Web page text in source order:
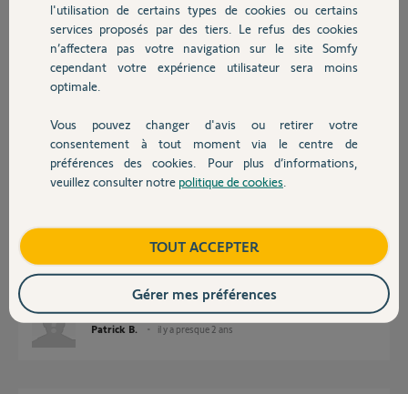
Autres produits
Devis avec un pro
Contact
Réponses
Bonjour
Bonne journée !
Je suis passé de TaHoma Classic à TaHoma by Somfy.
Patrick B. il y a presque 2 ans
l'utilisation de certains types de cookies ou certains
services proposés par des tiers. Le refus des cookies
n’affectera pas votre navigation sur le site Somfy
cependant votre expérience utilisateur sera moins
optimale.
Vous pouvez changer d'avis ou retirer votre
consentement à tout moment via le centre de
préférences des cookies. Pour plus d’informations,
veuillez consulter notre politique de cookies
TOUT ACCEPTER
Gérer mes préférences